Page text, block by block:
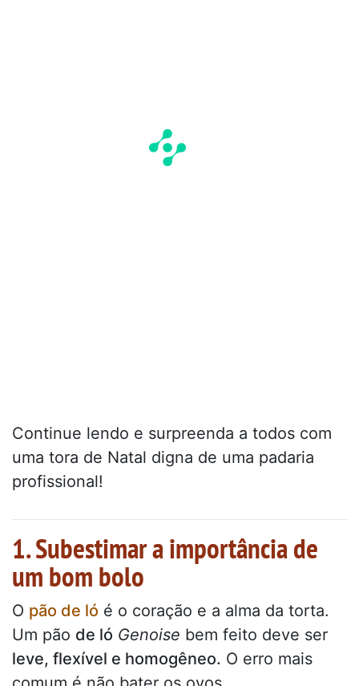
Continue lendo e surpreenda a todos com
uma tora de Natal digna de uma padaria
profissional!
1. Subestimar a importância de
um bom bolo
O pão de ló é o coração e a alma da torta.
Um pão de ló Genoise bem feito deve ser
leve, flexível e homogêneo. O erro mais